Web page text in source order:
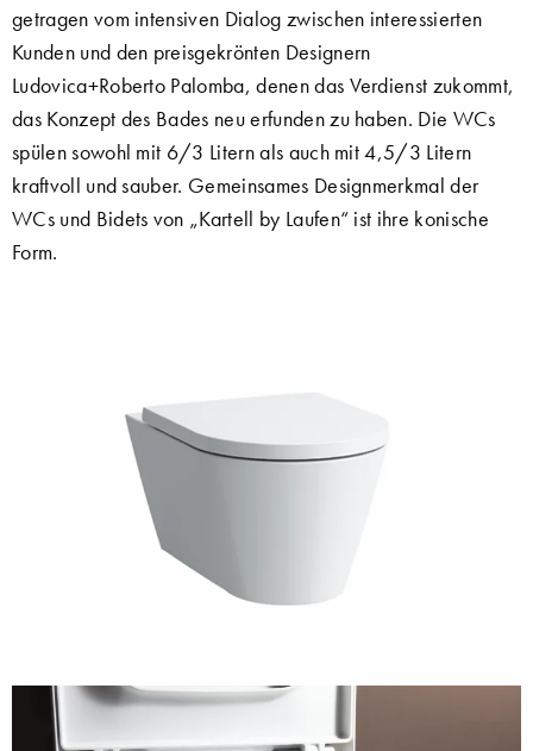
getragen vom intensiven Dialog zwischen interessierten
Kunden und den preisgekrönten Designern
Ludovica+Roberto Palomba, denen das Verdienst zukommt,
das Konzept des Bades neu erfunden zu haben. Die WCs
spülen sowohl mit 6/3 Litern als auch mit 4,5/3 Litern
kraftvoll und sauber. Gemeinsames Designmerkmal der
WCs und Bidets von „Kartell by Laufen“ ist ihre konische
Form.